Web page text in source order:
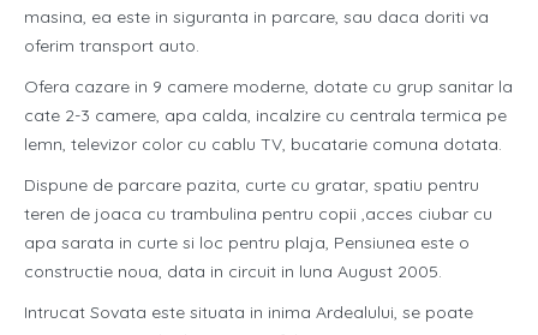
masina, ea este in siguranta in parcare, sau daca doriti va
oferim transport auto.
Ofera cazare in 9 camere moderne, dotate cu grup sanitar la
cate 2-3 camere, apa calda, incalzire cu centrala termica pe
lemn, televizor color cu cablu TV, bucatarie comuna dotata.
Dispune de parcare pazita, curte cu gratar, spatiu pentru
teren de joaca cu trambulina pentru copii ,acces ciubar cu
apa sarata in curte si loc pentru plaja, Pensiunea este o
constructie noua, data in circuit in luna August 2005.
Intrucat Sovata este situata in inima Ardealului, se poate